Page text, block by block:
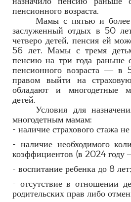
пенсионного возраста.
Мамы с пятью и более
заслуженный отдых в 50
четверо детей, пенсия ей
56 лет. Мамы с тремя
пенсию на три года раньше
пенсионного возраста — в
правом выйти на
обладают и многодетные
детей.
Условия для
многодетным мамам:
- наличие страхового стажа
- наличие необходимого
коэффициентов (в 2024 году
- воспитание ребенка до 8 лет;
- отсутствие в отношении
родительских прав либо